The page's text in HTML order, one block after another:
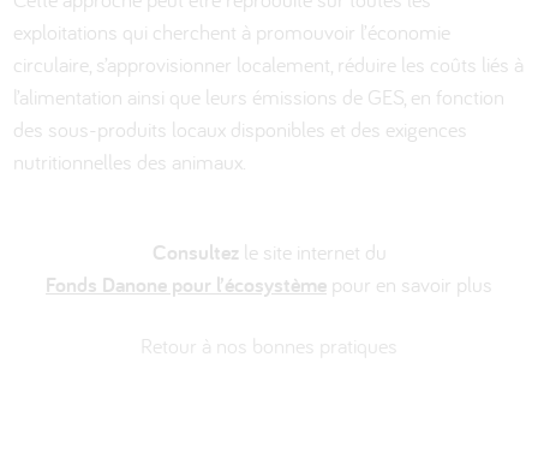
exploitations qui cherchent à promouvoir l’économie
circulaire, s’approvisionner localement, réduire les coûts liés à
l’alimentation ainsi que leurs émissions de GES, en fonction
des sous-produits locaux disponibles et des exigences
nutritionnelles des animaux.
Consultez le site internet du
Fonds Danone pour l’écosystème pour en savoir plus
Retour à nos bonnes pratiques